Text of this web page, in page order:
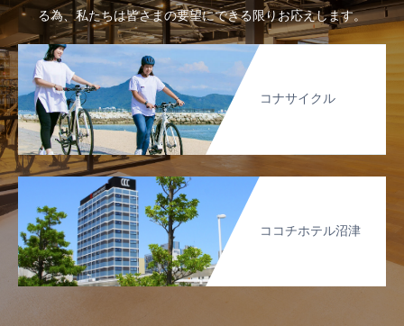
る為、私たちは皆さまの要望にできる限りお応えします。
コナサイクル
ココチホテル沼津